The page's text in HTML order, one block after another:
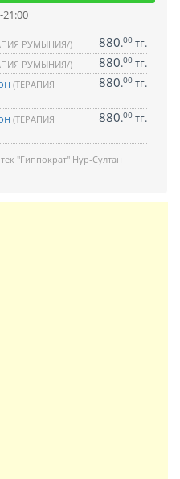
21:00
РУМЫНИЯ/) 880.00 тг.
РУМЫНИЯ/) 880.00 тг.
(ТЕРАПИЯ
880.00 тг.
(ТЕРАПИЯ
880.00 тг.
"Гиппократ" Нур-Султан